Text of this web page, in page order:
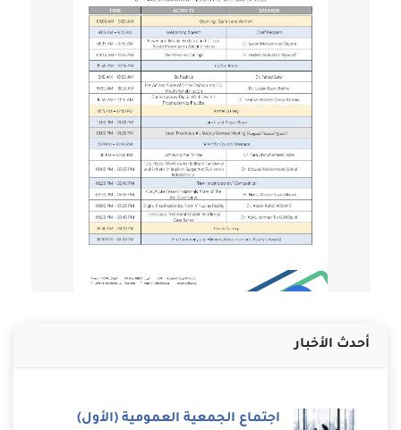
أحدث الأخبار
اجتماع الجمعية العمومية (الأول)